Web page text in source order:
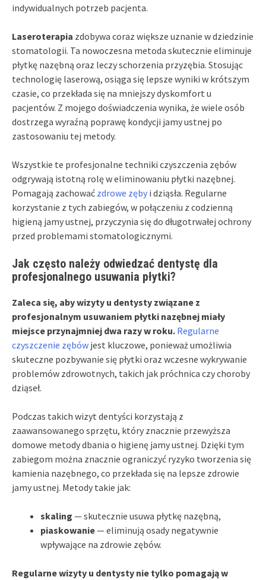
indywidualnych potrzeb pacjenta.
Laseroterapia zdobywa coraz większe uznanie w dziedzinie
stomatologii. Ta nowoczesna metoda skutecznie eliminuje
płytkę nazębną oraz leczy schorzenia przyzębia. Stosując
technologię laserową, osiąga się lepsze wyniki w krótszym
czasie, co przekłada się na mniejszy dyskomfort u
pacjentów. Z mojego doświadczenia wynika, że wiele osób
dostrzega wyraźną poprawę kondycji jamy ustnej po
zastosowaniu tej metody.
Wszystkie te profesjonalne techniki czyszczenia zębów
odgrywają istotną rolę w eliminowaniu płytki nazębnej.
Pomagają zachować zdrowe zęby i dziąsła. Regularne
korzystanie z tych zabiegów, w połączeniu z codzienną
higieną jamy ustnej, przyczynia się do długotrwałej ochrony
przed problemami stomatologicznymi.
Jak często należy odwiedzać dentystę dla
profesjonalnego usuwania płytki?
Zaleca się, aby wizyty u dentysty związane z
profesjonalnym usuwaniem płytki nazębnej miały
miejsce przynajmniej dwa razy w roku. Regularne
czyszczenie zębów jest kluczowe, ponieważ umożliwia
skuteczne pozbywanie się płytki oraz wczesne wykrywanie
problemów zdrowotnych, takich jak próchnica czy choroby
dziąseł.
Podczas takich wizyt dentyści korzystają z
zaawansowanego sprzętu, który znacznie przewyższa
domowe metody dbania o higienę jamy ustnej. Dzięki tym
zabiegom można znacznie ograniczyć ryzyko tworzenia się
kamienia nazębnego, co przekłada się na lepsze zdrowie
jamy ustnej. Metody takie jak:
skaling — skutecznie usuwa płytkę nazębną,
piaskowanie— eliminują osady negatywnie
wpływające na zdrowie zębów.
Regularne wizyty u dentysty nie tylko pomagają w